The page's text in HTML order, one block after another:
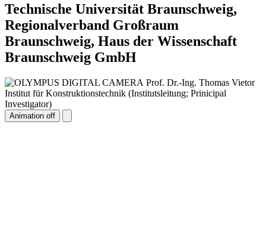
Technische Universität Braunschweig,
Regionalverband Großraum
Braunschweig, Haus der Wissenschaft
Braunschweig GmbH
Prof. Dr.-Ing. Thomas Vietor
Institut für Konstruktionstechnik (Institutsleitung; Prinicipal
Investigator)
Animation off